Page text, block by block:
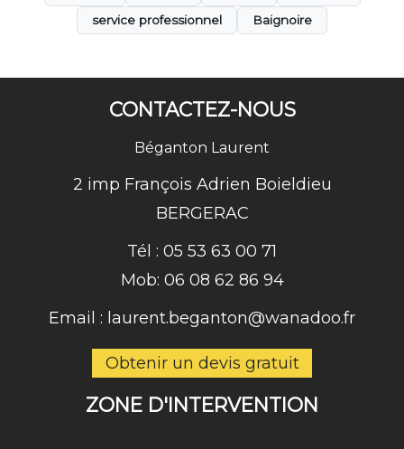
service professionnel
Baignoire
CONTACTEZ-NOUS
Béganton Laurent
2 imp François Adrien Boieldieu
BERGERAC
Tél : 05 53 63 00 71
Mob: 06 08 62 86 94
Email : laurent.beganton@wanadoo.fr
Obtenir un devis gratuit
ZONE D'INTERVENTION